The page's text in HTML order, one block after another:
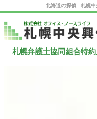
北海道の探偵 - 札幌
札幌弁護士協同組合特